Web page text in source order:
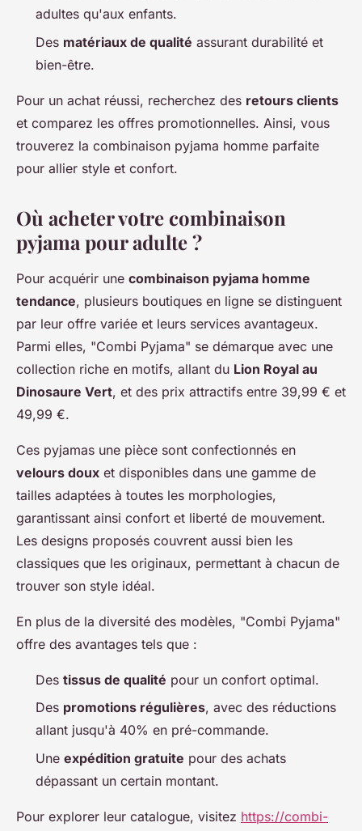
adultes qu'aux enfants.
Des matériaux de qualité assurant durabilité et
bien-être.
Pour un achat réussi, recherchez des retours clients
et comparez les offres promotionnelles. Ainsi, vous
trouverez la combinaison pyjama homme parfaite
pour allier style et confort.
Où acheter votre combinaison
pyjama pour adulte ?
Pour acquérir une combinaison pyjama homme
tendance, plusieurs boutiques en ligne se distinguent
par leur offre variée et leurs services avantageux.
Parmi elles, "Combi Pyjama" se démarque avec une
collection riche en motifs, allant du Lion Royal au
Dinosaure Vert, et des prix attractifs entre 39,99 € et
49,99 €.
Ces pyjamas une pièce sont confectionnés en
velours doux et disponibles dans une gamme de
tailles adaptées à toutes les morphologies,
garantissant ainsi confort et liberté de mouvement.
Les designs proposés couvrent aussi bien les
classiques que les originaux, permettant à chacun de
trouver son style idéal.
En plus de la diversité des modèles, "Combi Pyjama"
offre des avantages tels que :
Des tissus de qualité pour un confort optimal.
Des promotions régulières, avec des réductions
allant jusqu'à 40% en pré-commande.
Une expédition gratuite pour des achats
dépassant un certain montant.
Pour explorer leur catalogue, visitez https://combi-